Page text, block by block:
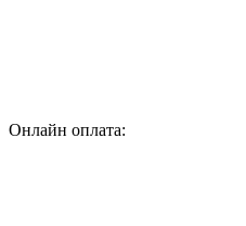
Онлайн оплата: